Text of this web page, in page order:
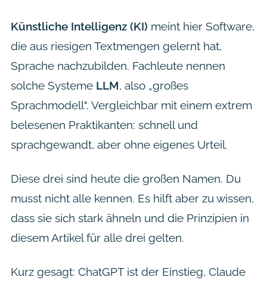
Künstliche Intelligenz (KI) meint hier Software,
die aus riesigen Textmengen gelernt hat,
Sprache nachzubilden. Fachleute nennen
solche Systeme LLM, also „großes
Sprachmodell". Vergleichbar mit einem extrem
belesenen Praktikanten: schnell und
sprachgewandt, aber ohne eigenes Urteil.
Diese drei sind heute die großen Namen. Du
musst nicht alle kennen. Es hilft aber zu wissen,
dass sie sich stark ähneln und die Prinzipien in
diesem Artikel für alle drei gelten.
Kurz gesagt: ChatGPT ist der Einstieg, Claude